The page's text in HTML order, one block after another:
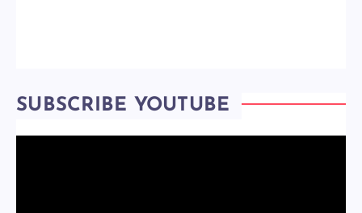
SUBSCRIBE YOUTUBE